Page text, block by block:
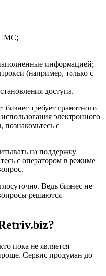
СМС;
информацией;
(например, только с
доступа.
требует грамотного
электронного
с
на поддержку
с оператором в режиме
Ведь бизнес не
решаются
пока не является
Сервис продуман до